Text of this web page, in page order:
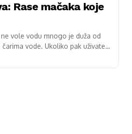
Rase mačaka koje
vole vodu mnogo je duža od
vode. Ukoliko pak uživate u